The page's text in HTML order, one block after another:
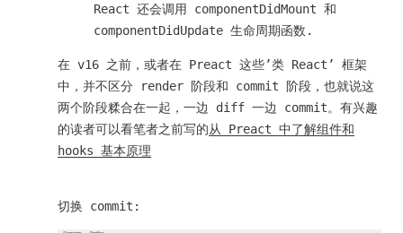
React 还会调用 componentDidMount 和
componentDidUpdate 生命周期函数.
在 v16 之前，或者在 Preact 这些’类 React’ 框架
中，并不区分 render 阶段和 commit 阶段，也就说这
两个阶段糅合在一起，一边 diff 一边 commit。有兴趣
的读者可以看笔者之前写的从 Preact 中了解组件和
hooks 基本原理
切换 commit: